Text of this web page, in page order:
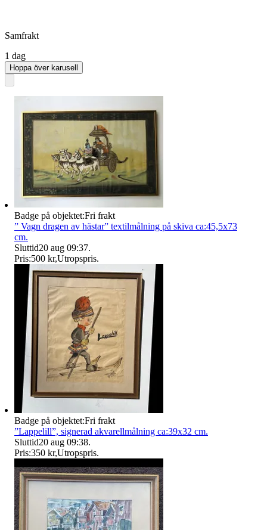
Samfrakt
1 dag
Hoppa över karusell
Badge på objektet:Fri frakt
” Vagn dragen av hästar” textilmålning på skiva ca:45,5x73
cm.
Sluttid20 aug 09:37.
Pris:500 kr,Utropspris.
Badge på objektet:Fri frakt
”Lappelill”, signerad akvarellmålning ca:39x32 cm.
Sluttid20 aug 09:38.
Pris:350 kr,Utropspris.